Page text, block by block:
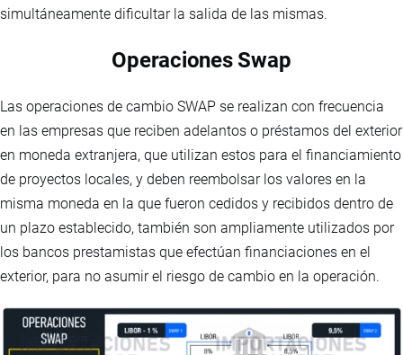
simultáneamente dificultar la salida de las mismas.
Operaciones Swap
Las operaciones de cambio SWAP se realizan con frecuencia
en las empresas que reciben adelantos o préstamos del exterior
en moneda extranjera, que utilizan estos para el financiamiento
de proyectos locales, y deben reembolsar los valores en la
misma moneda en la que fueron cedidos y recibidos dentro de
un plazo establecido, también son ampliamente utilizados por
los bancos prestamistas que efectúan financiaciones en el
exterior, para no asumir el riesgo de cambio en la operación.